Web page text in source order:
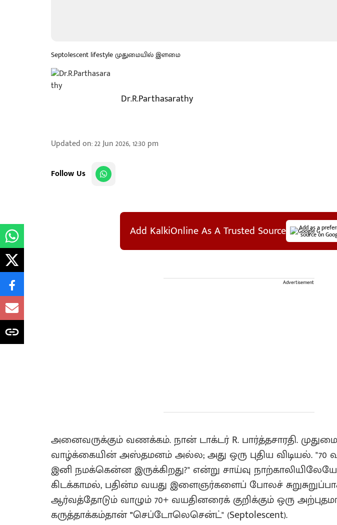
Septolescent lifestyle முதுமையில் இளமை
Dr.R.Parthasarathy
Updated on:22 Jun 2026, 12:30 pm
Follow Us
Add KalkiOnline As A Trusted Source Add as a
source on
Advertisement
அனைவருக்கும் வணக்கம். நான் டாக்டர் R. பார்த்தசாரதி.
வாழ்க்கையின் அஸ்தமனம் அல்ல; அது ஒரு புதிய விடியல். "70
இனி நமக்கென்ன இருக்கிறது?" என்று சாய்வு
கிடக்காமல், பதின்ம வயது இளைஞர்களைப் போலச்
ஆர்வத்தோடும் வாழும் 70+ வயதினரைக் குறிக்கும் ஒரு
கருத்தாக்கம்தான்"செப்டோலெசென்ட்" (Septolescent).